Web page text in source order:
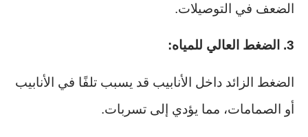
الضعف في التوصيلات.
3. الضغط العالي للمياه:
الضغط الزائد داخل الأنابيب قد يسبب تلفًا في الأنابيب
أو الصمامات، مما يؤدي إلى تسربات.